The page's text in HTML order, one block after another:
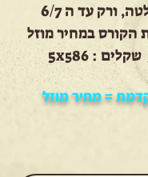
ורק עד ה 6/7
הקורס במחיר מוזל
שקלים : 5 X586
= מחיר מוזל